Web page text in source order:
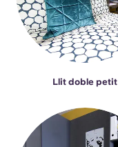
Llit doble petit